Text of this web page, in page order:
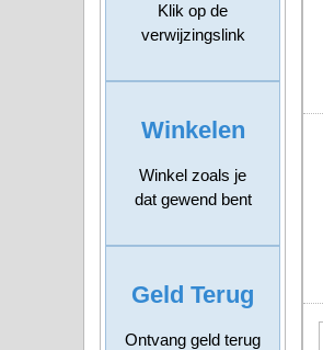
Klik op de
verwijzingslink
Winkelen
Winkel zoals je
dat gewend bent
Geld Terug
Ontvang geld terug